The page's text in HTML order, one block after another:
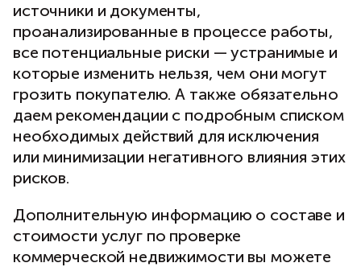
источники и документы,
проанализированные в процессе работы,
все потенциальные риски — устранимые и
которые изменить нельзя, чем они могут
грозить покупателю. А также обязательно
даем рекомендации с подробным списком
необходимых действий для исключения
или минимизации негативного влияния этих
рисков.
Дополнительную информацию о составе и
стоимости услуг по проверке
коммерческой недвижимости вы можете